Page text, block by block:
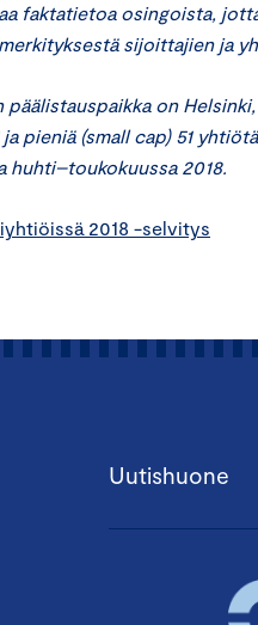
faktatietoa osingoista,
sijoittajien ja
on
ja pieniä (small cap) 51
huhti–toukokuussa 2018.
2018 -selvitys
Uutishuone